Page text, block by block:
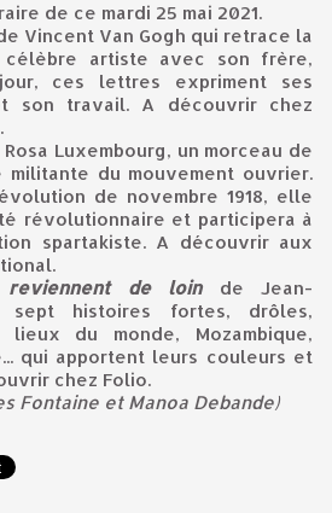
de ce mardi 25 mai 2021.
Vincent Van Gogh qui retrace la
célèbre artiste avec son frère,
ces lettres expriment ses
son travail. A découvrir chez
Luxembourg, un morceau de
du mouvement ouvrier.
de novembre 1918, elle
révolutionnaire et participera à
spartakiste. A découvrir aux
reviennent de loin de Jean-
sept histoires fortes, drôles,
du monde, Mozambique,
qui apportent leurs couleurs et
chez Folio.
Fontaine et Manoa Debande)